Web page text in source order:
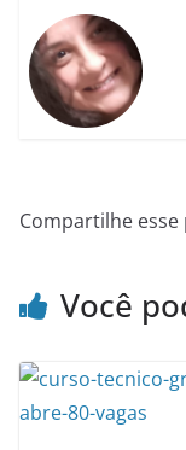
Compartilhe esse
Você